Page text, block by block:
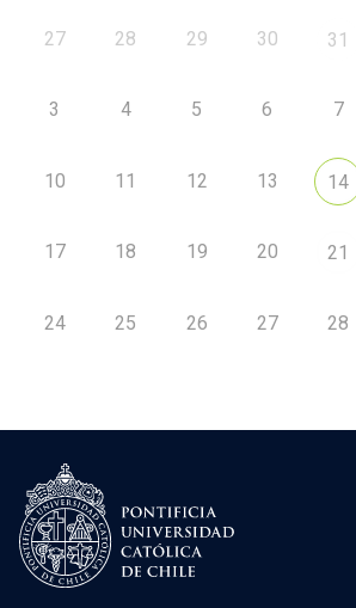
27 28 29 30 31
3 4 5 6 7
10 11 12 13 14
17 18 19 20 21
24 25 26 27 28